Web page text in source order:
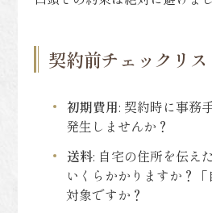
契約前チェックリス
初期費用: 契約時に事務
発生しませんか？
送料: 自宅の住所を伝え
いくらかかりますか？
対象ですか？